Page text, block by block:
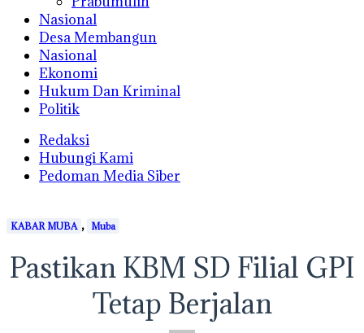
Nasional
Desa Membangun
Nasional
Ekonomi
Hukum Dan Kriminal
Politik
Redaksi
Hubungi Kami
Pedoman Media Siber
KABAR MUBA , Muba
Pastikan KBM SD Filial GPI
Tetap Berjalan